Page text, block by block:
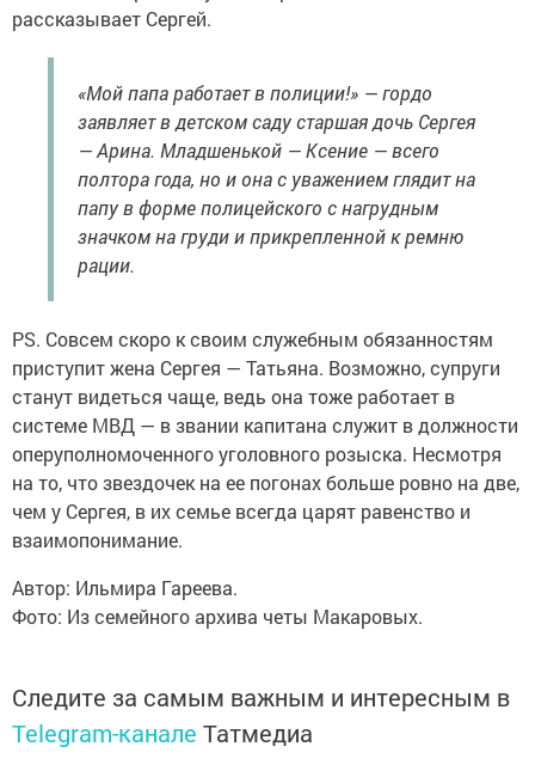
рассказывает Сергей.
«Мой папа работает в полиции!» — гордо
заявляет в детском саду старшая дочь Сергея
— Арина. Младшенькой — Ксение — всего
полтора года, но и она с уважением глядит на
папу в форме полицейского с нагрудным
значком на груди и прикрепленной к ремню
рации.
PS. Совсем скоро к своим служебным обязанностям
приступит жена Сергея — Татьяна. Возможно, супруги
станут видеться чаще, ведь она тоже работает в
системе МВД — в звании капитана служит в должности
оперуполномоченного уголовного розыска. Несмотря
на то, что звездочек на ее погонах больше ровно на две,
чем у Сергея, в их семье всегда царят равенство и
взаимопонимание.
Автор: Ильмира Гареева.
Фото: Из семейного архива четы Макаровых.
Следите за самым важным и интересным в
Telegram-канале Татмедиа